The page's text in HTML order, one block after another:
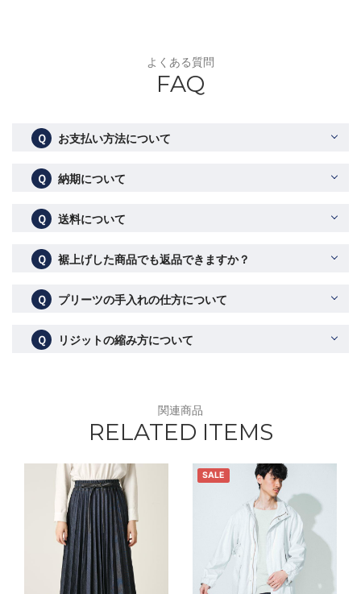
よくある質問
FAQ
Ｑ お支払い方法について
Ｑ 納期について
Ｑ 送料について
Ｑ 裾上げした商品でも返品できますか？
Ｑ プリーツの手入れの仕方について
Ｑ リジットの縮み方について
関連商品
RELATED ITEMS
SALE